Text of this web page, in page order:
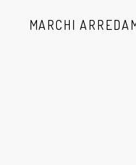
MARCHI